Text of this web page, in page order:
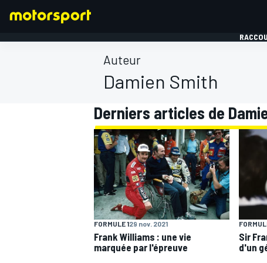
FORMULE 1
Auteur
Damien Smith
Derniers articles de
FORMULE 129 nov. 2021
Frank Williams : une vie
marquée par l'épreuve
Sir
d'un